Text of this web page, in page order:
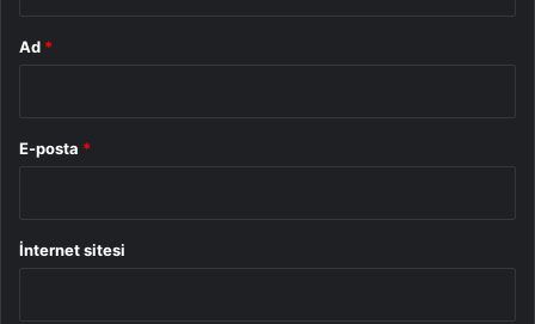
Ad *
E-posta *
İnternet sitesi